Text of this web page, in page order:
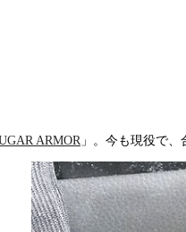
ARMOR」。今も現役で、